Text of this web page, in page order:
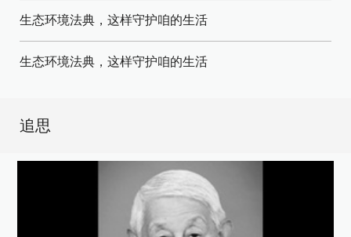
生态环境法典，这样守护咱的生活
生态环境法典，这样守护咱的生活
追思